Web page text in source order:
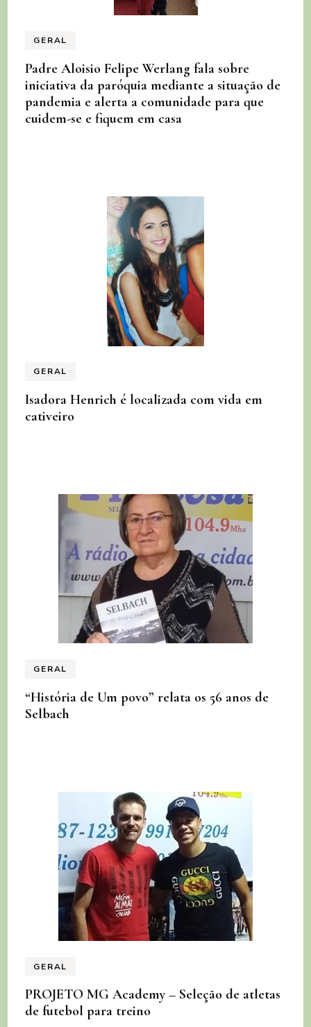
GERAL
Padre Aloisio Felipe Werlang fala sobre
iniciativa da paróquia mediante a situação de
pandemia e alerta a comunidade para que
cuidem-se e fiquem em casa
GERAL
Isadora Henrich é localizada com vida em
cativeiro
GERAL
“História de Um povo” relata os 56 anos de
Selbach
GERAL
PROJETO MG Academy – Seleção de atletas
de futebol para treino